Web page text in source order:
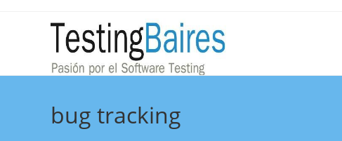
bug tracking